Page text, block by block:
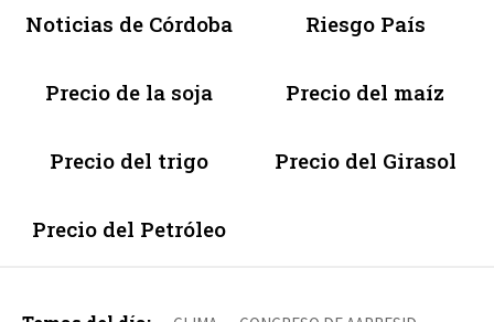
Noticias de Córdoba Riesgo País
Precio de la soja Precio del maíz
Precio del trigo Precio del Girasol
Precio del Petróleo